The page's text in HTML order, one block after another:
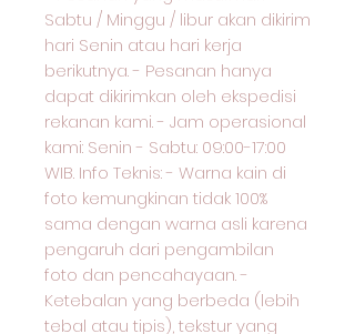
Sabtu / Minggu / libur akan dikirim
hari Senin atau hari kerja
berikutnya. - Pesanan hanya
dapat dikirimkan oleh ekspedisi
rekanan kami. - Jam operasional
kami: Senin - Sabtu: 09:00-17:00
WIB. Info Teknis: - Warna kain di
foto kemungkinan tidak 100%
sama dengan warna asli karena
pengaruh dari pengambilan
foto dan pencahayaan. -
Ketebalan yang berbeda (lebih
tebal atau tipis), tekstur yang